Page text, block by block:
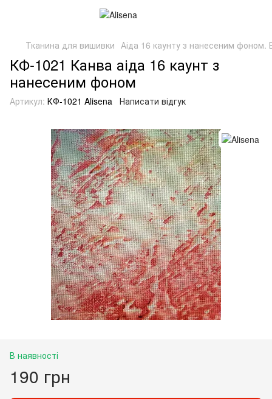
Тканина для вишивки Аіда 16 каунту з нанесеним фоном.
КФ-1021 Канва аіда 16 каунт з
нанесеним фоном
Артикул: КФ-1021 Alisena Написати відгук
В наявності
190 грн